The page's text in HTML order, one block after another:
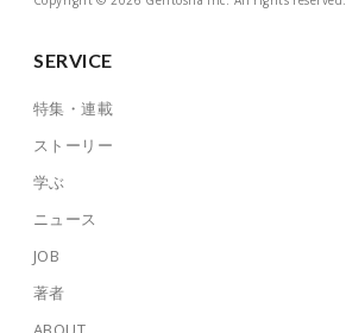
SERVICE
特集・連載
ストーリー
学ぶ
ニュース
JOB
著者